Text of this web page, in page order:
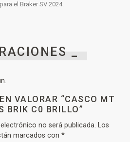
el Braker SV 2024.
_
VALORAR “CASCO MT
BRIK C0 BRILLO”
no será publicada. Los
marcados con *